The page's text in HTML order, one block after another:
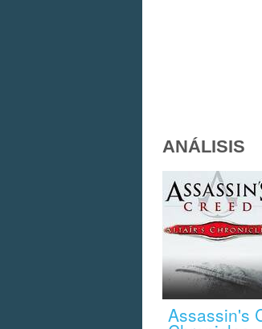
ANÁLISIS
Assassin's